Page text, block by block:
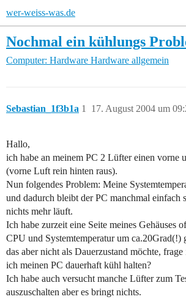
wer-weiss-was.de
Nochmal ein kühlungs
Computer: Hardware Hardware allgemein
Sebastian_1f3b1a 17. August 2004 um
1
Hallo,
ich habe an meinem PC 2 Lüfter einen vorne
(vorne Luft rein hinten raus).
Nun folgendes Problem: Meine
und dadurch bleibt der PC manchmal einfach
nichts mehr läuft.
Ich habe zurzeit eine Seite meines Gehäuses
CPU und Systemtemperatur um ca.20Grad(!)
das aber nicht als Dauerzustand möchte,
ich meinen PC dauerhaft kühl halten?
Ich habe auch versucht manche Lüfter zum
auszuschalten aber es bringt nichts.